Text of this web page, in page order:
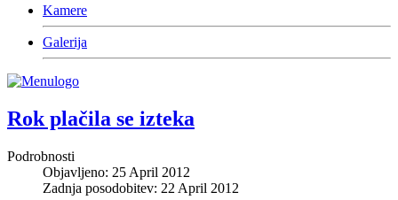
Kamere
Galerija
Rok plačila se izteka
Podrobnosti
Objavljeno: 25 April 2012
Zadnja posodobitev: 22 April 2012